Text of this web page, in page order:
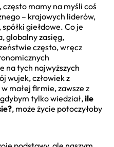
często mamy na myśli coś
– krajowych liderów,
giełdowe. Co je
globalny zasięg,
często, wręcz
na tych najwyższych
wujek, człowiek z
małej firmie, zawsze z
tylko wiedział,ile
, może życie potoczyłoby